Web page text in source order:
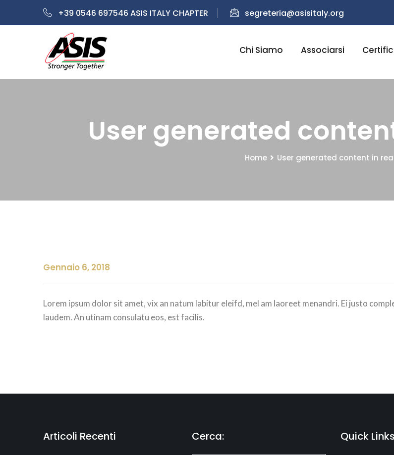
+39 0546 697546 ASIS ITALY CHAPTER segreteria@asisitaly.org
Chi Siamo Associarsi
User generated
Home User generated content in
Gennaio 6, 2018
Lorem ipsum dolor sit amet, vix an natum labitur eleifd, mel am laoreet menandri. Ei justo
laudem. An utinam consulatu eos, est facilis.
Articoli Recenti Cerca: Quick Links